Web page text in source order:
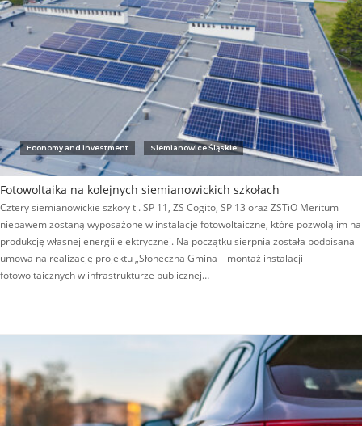
Economy and investment Siemianowice Śląskie
Fotowoltaika na kolejnych siemianowickich szkołach
Cztery siemianowickie szkoły tj. SP 11, ZS Cogito, SP 13 oraz ZSTiO Meritum
niebawem zostaną wyposażone w instalacje fotowoltaiczne, które pozwolą im na
produkcję własnej energii elektrycznej. Na początku sierpnia została podpisana
umowa na realizację projektu „Słoneczna Gmina – montaż instalacji
fotowoltaicznych w infrastrukturze publicznej…